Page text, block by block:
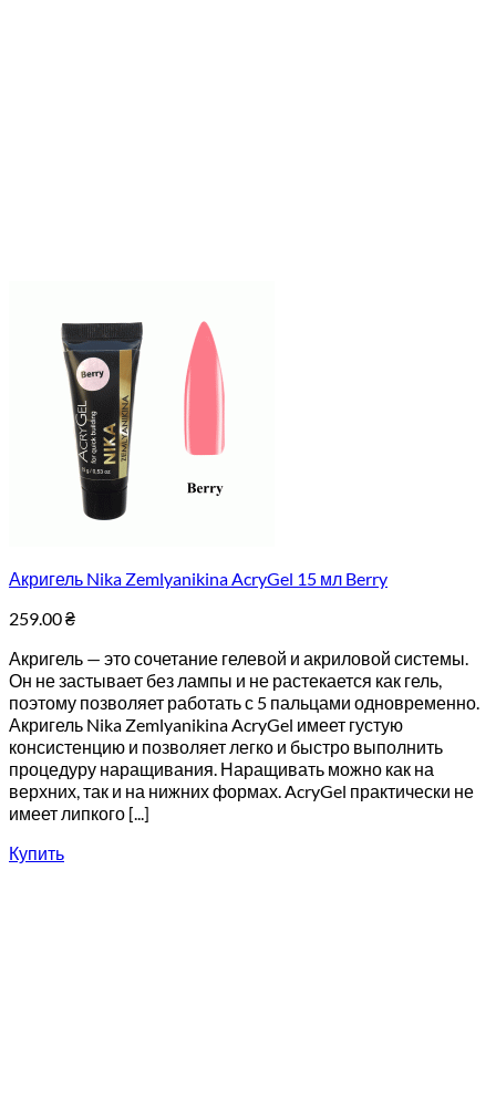
Акригель Nika Zemlyanikina AcryGel 15 мл Berry
259.00₴
Акригель — это сочетание гелевой и акриловой системы.
Он не застывает без лампы и не растекается как гель,
поэтому позволяет работать с 5 пальцами одновременно.
Акригель Nika Zemlyanikina AcryGel имеет густую
консистенцию и позволяет легко и быстро выполнить
процедуру наращивания. Наращивать можно как на
верхних, так и на нижних формах. AcryGel практически не
имеет липкого [...]
Купить